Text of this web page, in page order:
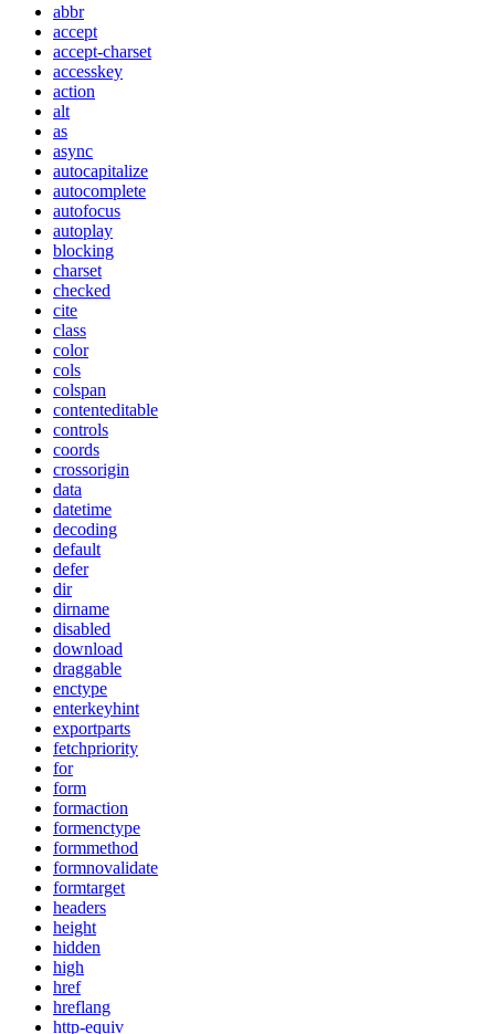
abbr
accept
accept-charset
accesskey
action
alt
as
async
autocapitalize
autocomplete
autofocus
autoplay
blocking
charset
checked
cite
class
color
cols
colspan
contenteditable
controls
coords
crossorigin
data
datetime
decoding
default
defer
dir
dirname
disabled
download
draggable
enctype
enterkeyhint
exportparts
fetchpriority
for
form
formaction
formenctype
formmethod
formnovalidate
formtarget
headers
height
hidden
high
href
hreflang
http-equiv